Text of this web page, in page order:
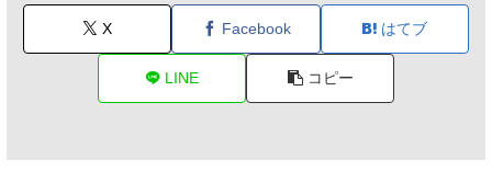
X Facebook はてブ
LINE コピー